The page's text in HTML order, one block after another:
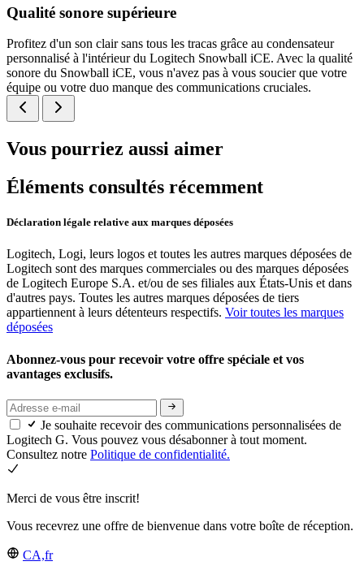
Qualité sonore supérieure
Profitez d'un son clair sans tous les tracas grâce au condensateur
personnalisé à l'intérieur du Logitech Snowball iCE. Avec la qualité
sonore du Snowball iCE, vous n'avez pas à vous soucier que votre
équipe ou votre duo manque des communications cruciales.
Vous pourriez aussi aimer
Éléments consultés récemment
Déclaration légale relative aux marques déposées
Logitech, Logi, leurs logos et toutes les autres marques déposées de
Logitech sont des marques commerciales ou des marques déposées
de Logitech Europe S.A. et/ou de ses filiales aux États-Unis et dans
d'autres pays. Toutes les autres marques déposées de tiers
appartiennent à leurs détenteurs respectifs. Voir toutes les marques
déposées
Abonnez-vous pour recevoir votre offre spéciale et vos
avantages exclusifs.
Je souhaite recevoir des communications personnalisées de
Logitech G. Vous pouvez vous désabonner à tout moment.
Consultez notre Politique de confidentialité.
Merci de vous être inscrit!
Vous recevrez une offre de bienvenue dans votre boîte de réception.
CA,fr